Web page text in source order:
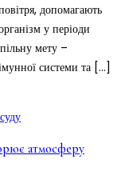
допомагають
у періоди
мету –
системи та […]
атмосферу